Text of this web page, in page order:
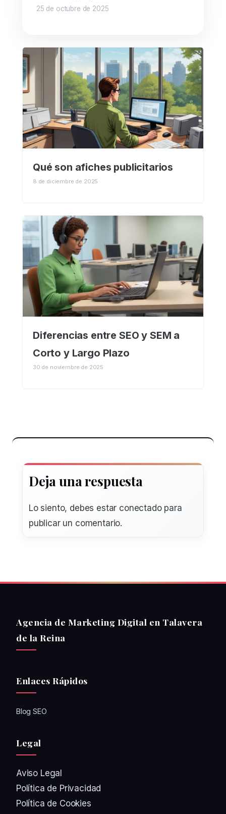
25 de octubre de 2025
Qué son afiches publicitarios
8 de diciembre de 2025
Diferencias entre SEO y SEM a
Corto y Largo Plazo
30 de noviembre de 2025
Deja una respuesta
Lo siento, debes estar conectadopara
publicar un comentario.
Agencia de Marketing Digital en Talavera
de la Reina
Enlaces Rápidos
Blog SEO
Legal
Aviso Legal
Política de Privacidad
Política de Cookies